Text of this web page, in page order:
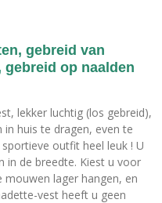
gebreid van
gebreid op naalden
lekker luchtig (los gebreid),
huis te dragen, even te
outfit heel leuk ! U
in de breedte. Kiest u voor
mouwen lager hangen, en
vest heeft u geen